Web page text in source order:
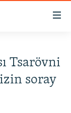
Tsarövni
soray